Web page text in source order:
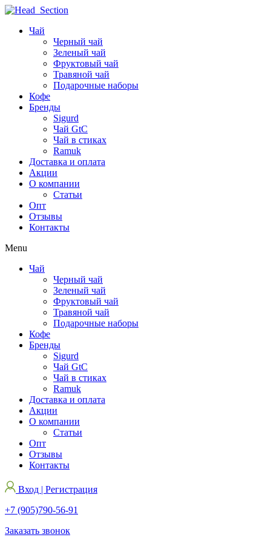
Чай
Черный чай
Зеленый чай
Фруктовый чай
Травяной чай
Подарочные наборы
Кофе
Бренды
Sigurd
Чай GtC
Чай в стиках
Ramuk
Доставка и оплата
Акции
О компании
Статьи
Опт
Отзывы
Контакты
Menu
Чай
Черный чай
Зеленый чай
Фруктовый чай
Травяной чай
Подарочные наборы
Кофе
Бренды
Sigurd
Чай GtC
Чай в стиках
Ramuk
Доставка и оплата
Акции
О компании
Статьи
Опт
Отзывы
Контакты
Вход | Регистрация
+7 (905)790-56-91
Заказать звонок